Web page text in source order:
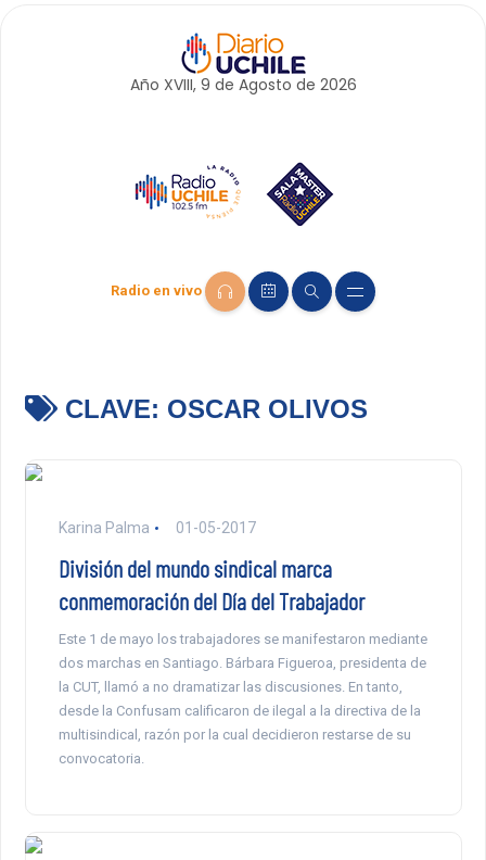
Año XVIII, 9 de Agosto de 2026
Radio en vivo
CLAVE: OSCAR OLIVOS
Karina Palma 01-05-2017
División del mundo sindical marca
conmemoración del Día del Trabajador
Este 1 de mayo los trabajadores se manifestaron mediante
dos marchas en Santiago. Bárbara Figueroa, presidenta de
la CUT, llamó a no dramatizar las discusiones. En tanto,
desde la Confusam calificaron de ilegal a la directiva de la
multisindical, razón por la cual decidieron restarse de su
convocatoria.